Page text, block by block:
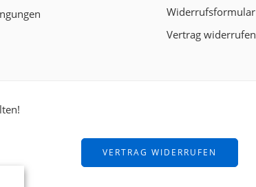
Widerrufsformular
Vertrag widerrufen
VERTRAG WIDERRUFEN